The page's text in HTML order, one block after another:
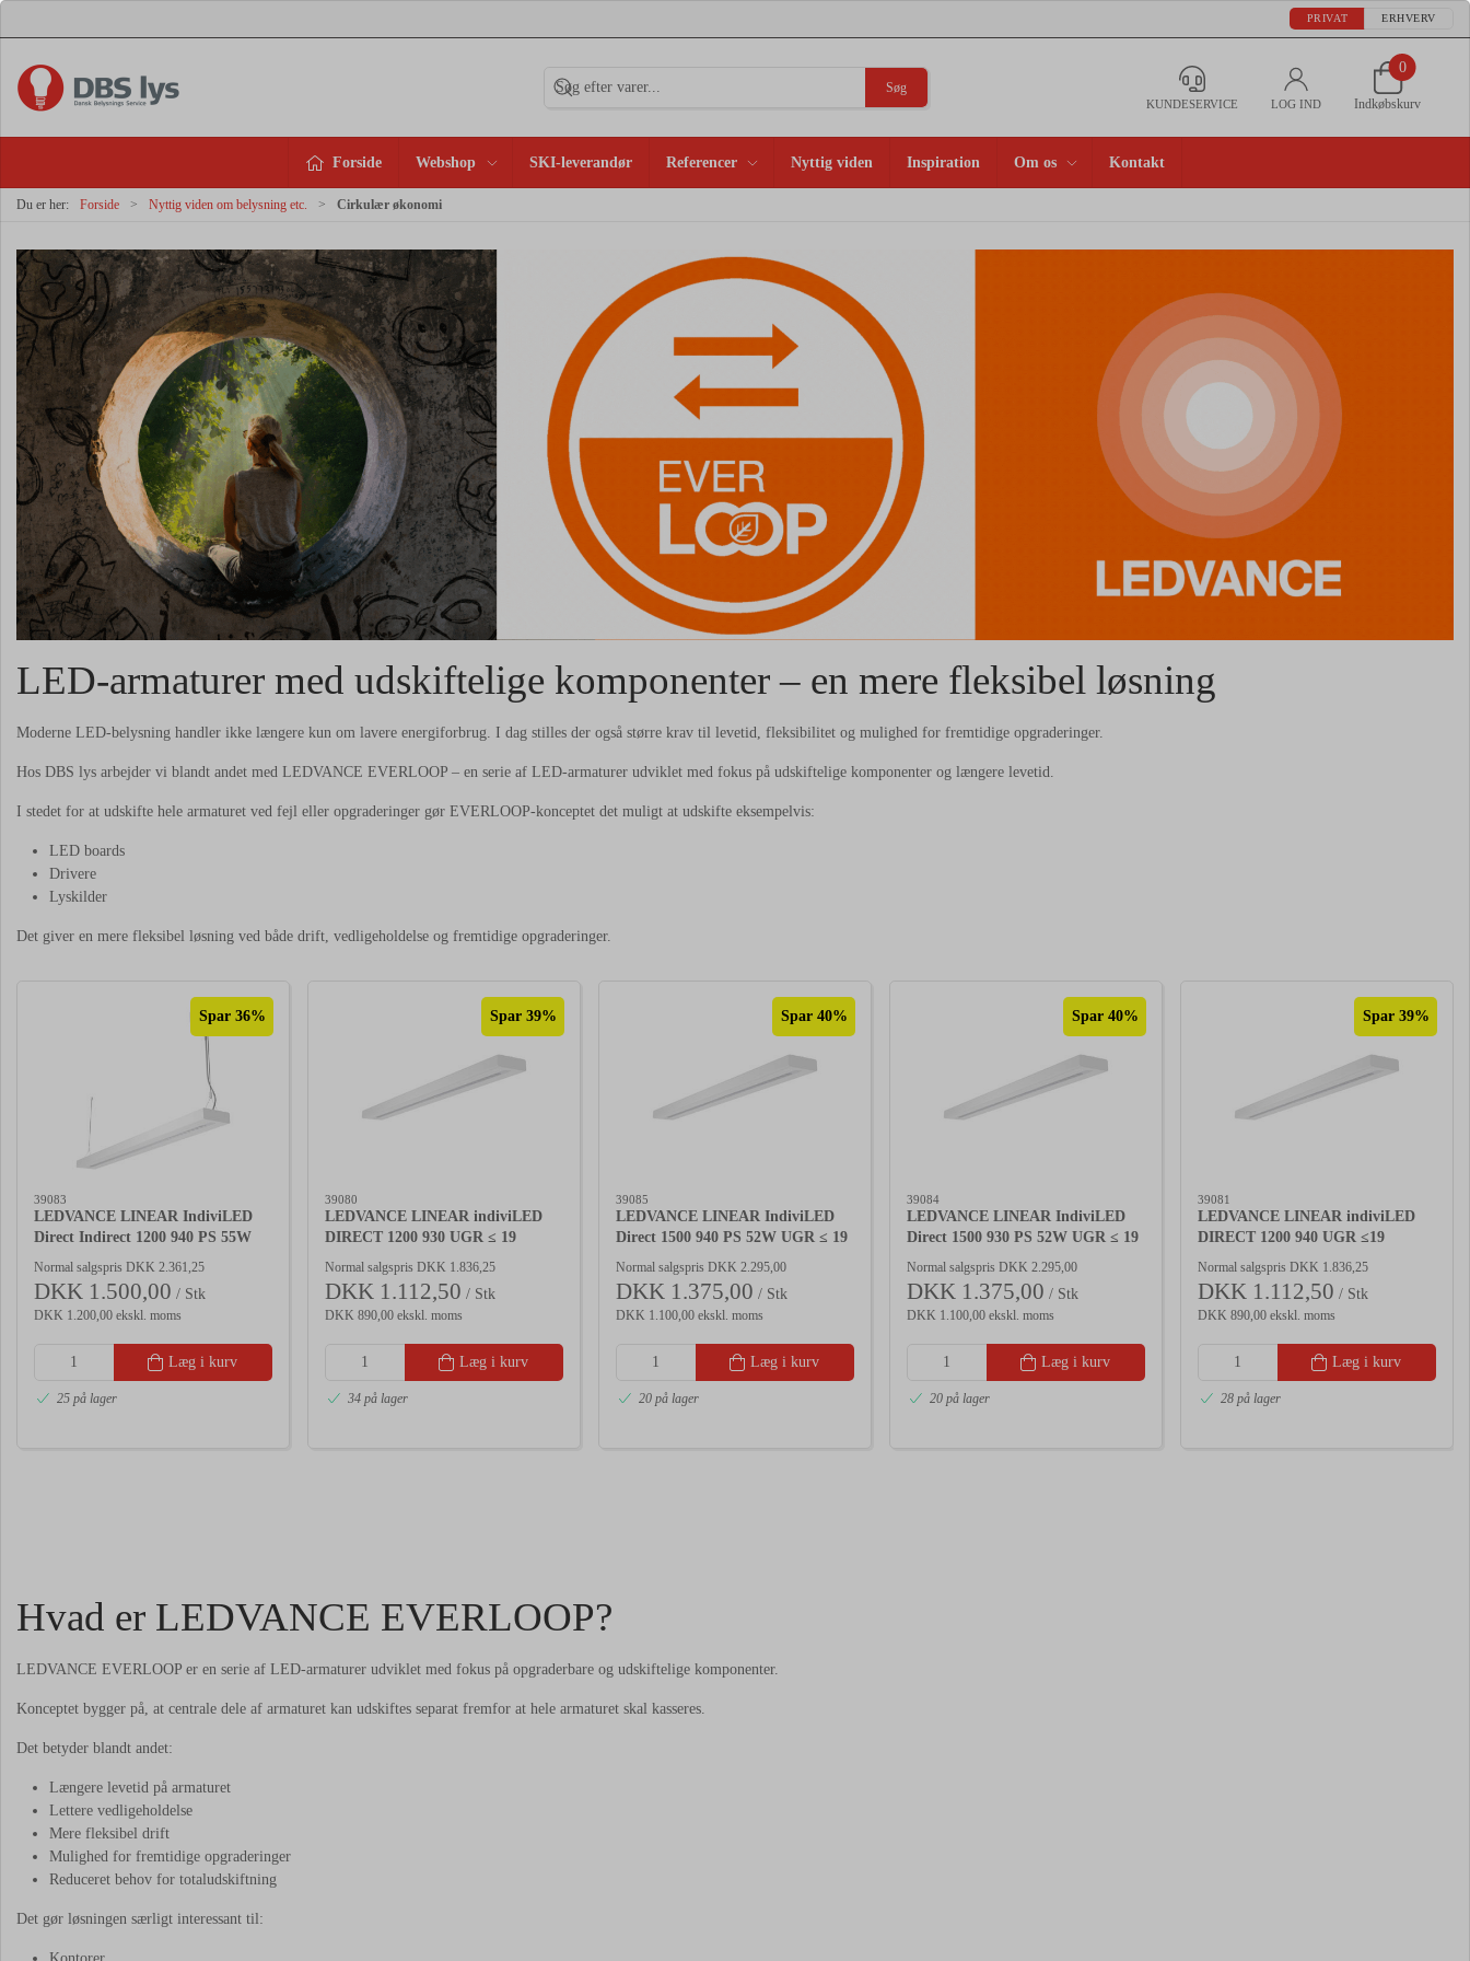
PRIVAT ERHVERV
Søg
KUNDESERVICE LOG IND
0
Indkøbskurv
Forside Webshop SKI-leverandør Referencer Nyttig viden Inspiration Om os Kontakt
Du er her: Forside Nyttig viden om belysning etc. Cirkulær økonomi
LED-armaturer med udskiftelige komponenter – en mere fleksibel løsning
Moderne LED-belysning handler ikke længere kun om lavere energiforbrug. I dag stilles der også større krav til levetid, fleksibilitet og mulighed for fremtidige opgraderinger.
Hos DBS lys arbejder vi blandt andet med LEDVANCE EVERLOOP – en serie af LED-armaturer udviklet med fokus på udskiftelige komponenter og længere levetid.
I stedet for at udskifte hele armaturet ved fejl eller opgraderinger gør EVERLOOP-konceptet det muligt at udskifte eksempelvis:
LED boards
Drivere
Lyskilder
Det giver en mere fleksibel løsning ved både drift, vedligeholdelse og fremtidige opgraderinger.
Spar 36%
39083
LEDVANCE LINEAR IndiviLED
Direct Indirect 1200 940 PS 55W
UGR ≤ 19
Normal salgspris DKK 2.361,25
DKK 1.500,00 / Stk
DKK 1.200,00 ekskl. moms
Læg i kurv
25 på lager
Spar 39%
39080
LEDVANCE LINEAR indiviLED
DIRECT 1200 930 UGR ≤ 19
Normal salgspris DKK 1.836,25
DKK 1.112,50 / Stk
DKK 890,00 ekskl. moms
Læg i kurv
34 på lager
Spar 40%
39085
LEDVANCE LINEAR IndiviLED
Direct 1500 940 PS 52W UGR ≤ 19
Normal salgspris DKK 2.295,00
DKK 1.375,00 / Stk
DKK 1.100,00 ekskl. moms
Læg i kurv
20 på lager
Spar 40%
39084
LEDVANCE LINEAR IndiviLED
Direct 1500 930 PS 52W UGR ≤ 19
Normal salgspris DKK 2.295,00
DKK 1.375,00 / Stk
DKK 1.100,00 ekskl. moms
Læg i kurv
20 på lager
Spar 39%
39081
LEDVANCE LINEAR indiviLED
DIRECT 1200 940 UGR ≤19
Normal salgspris DKK 1.836,25
DKK 1.112,50 / Stk
DKK 890,00 ekskl. moms
Læg i kurv
28 på lager
Hvad er LEDVANCE EVERLOOP?
LEDVANCE EVERLOOP er en serie af LED-armaturer udviklet med fokus på opgraderbare og udskiftelige komponenter.
Konceptet bygger på, at centrale dele af armaturet kan udskiftes separat fremfor at hele armaturet skal kasseres.
Det betyder blandt andet:
Længere levetid på armaturet
Lettere vedligeholdelse
Mere fleksibel drift
Mulighed for fremtidige opgraderinger
Reduceret behov for totaludskiftning
Det gør løsningen særligt interessant til:
Kontorer